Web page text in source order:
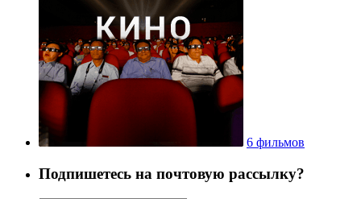
6 фильмов
Подпишетесь на почтовую рассылку?